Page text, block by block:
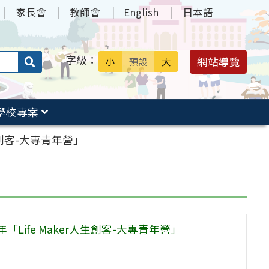
家長會 教師會 English 日本語
搜
送出 字級： 小 預設 大 網站導覽
校專案
-大專青年營」
Life Maker人生創客-大專青年營」